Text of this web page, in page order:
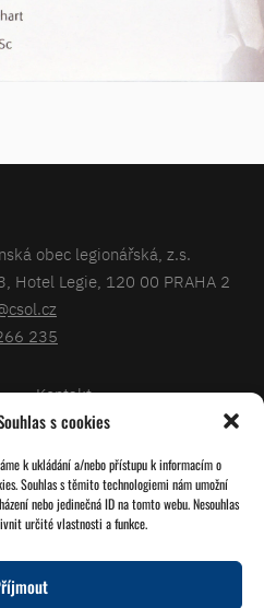
s cookies
k ukládání a/nebo přístupu k informacím o
Souhlas s těmito technologiemi nám umožní
nebo jedinečná ID na tomto webu. Nesouhlas
určité vlastnosti a funkce.
obec legionářská, z.s.
Hotel Legie, 120 00 PRAHA 2
235
Kontakt
Databáze legionářů
Pro členy
Zásady cookies